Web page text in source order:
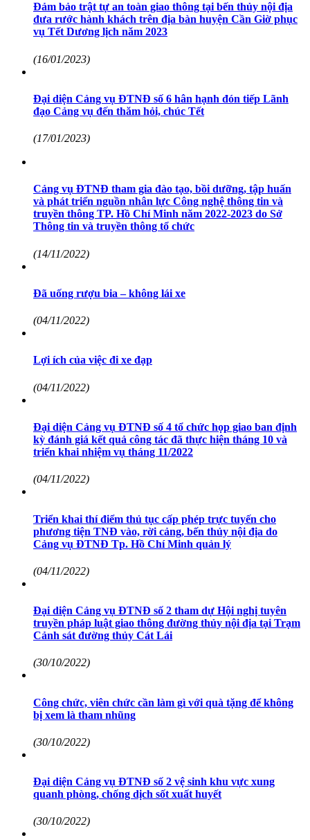
Đảm bảo trật tự an toàn giao thông tại bến thủy nội địa
đưa rước hành khách trên địa bàn huyện Cần Giờ phục
vụ Tết Dương lịch năm 2023
(16/01/2023)
Đại diện Cảng vụ ĐTNĐ số 6 hân hạnh đón tiếp Lãnh
đạo Cảng vụ đến thăm hỏi, chúc Tết
(17/01/2023)
Cảng vụ ĐTNĐ tham gia đào tạo, bồi dưỡng, tập huấn
và phát triển nguồn nhân lực Công nghệ thông tin và
truyền thông TP. Hồ Chí Minh năm 2022-2023 do Sở
Thông tin và truyền thông tổ chức
(14/11/2022)
Đã uống rượu bia – không lái xe
(04/11/2022)
Lợi ích của việc đi xe đạp
(04/11/2022)
Đại diện Cảng vụ ĐTNĐ số 4 tổ chức họp giao ban định
kỳ đánh giá kết quả công tác đã thực hiện tháng 10 và
triển khai nhiệm vụ tháng 11/2022
(04/11/2022)
Triển khai thí điểm thủ tục cấp phép trực tuyến cho
phương tiện TNĐ vào, rời cảng, bến thủy nội địa do
Cảng vụ ĐTNĐ Tp. Hồ Chí Minh quản lý
(04/11/2022)
Đại diện Cảng vụ ĐTNĐ số 2 tham dự Hội nghị tuyên
truyền pháp luật giao thông đường thủy nội địa tại Trạm
Cảnh sát đường thủy Cát Lái
(30/10/2022)
Công chức, viên chức cần làm gì với quà tặng để không
bị xem là tham nhũng
(30/10/2022)
Đại diện Cảng vụ ĐTNĐ số 2 vệ sinh khu vực xung
quanh phòng, chống dịch sốt xuất huyết
(30/10/2022)